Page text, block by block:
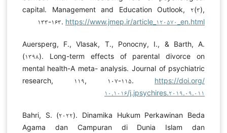
capital. Management and Education Outlook, ۲(۳),
۱۳۳-۱۶۳. https://www.jmep.ir/article_۱۲۰۵۷۰_en.html
Auersperg, F., Vlasak, T., Ponocny, I., & Barth, A.
(۱۳۹۸). Long-term effects of parental divorce on
mental health-A meta- analysis. Journal of psychiatric
research, ۱۱۹, ۱۰۷-۱۱۵. https://doi.org/
۱۰.۱۰۱۶/j.jpsychires.۲۰۱۹.۰۹.۰۱۱
Bahri, S. (۲۰۲۲). Dinamika Hukum Perkawinan Beda
Agama dan Campuran di Dunia Islam dan